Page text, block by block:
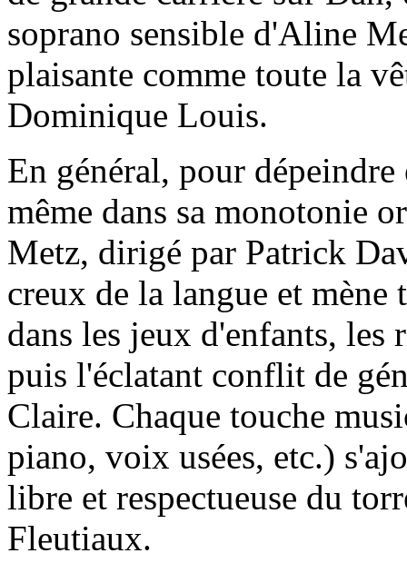
soprano sensible d'Aline
plaisante comme toute la
Dominique Louis.
En général, pour
même dans sa monotonie
Metz, dirigé par Patrick
creux de la langue et
dans les jeux d'enfants, les
puis l'éclatant conflit de
Claire. Chaque touche
piano, voix usées, etc.)
libre et respectueuse du
Fleutiaux.